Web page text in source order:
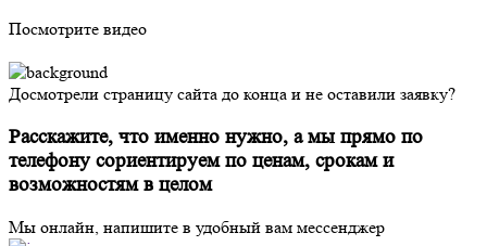
Посмотрите видео
Досмотрели страницу сайта до конца и не оставили заявку?
Расскажите, что именно нужно, а мы прямо по
телефону сориентируем по ценам, срокам и
возможностям в целом
Мы онлайн, напишите в удобный вам мессенджер